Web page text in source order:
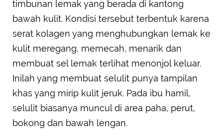
timbunan lemak yang berada di kantong
bawah kulit. Kondisi tersebut terbentuk karena
serat kolagen yang menghubungkan lemak ke
kulit meregang, memecah, menarik dan
membuat sel lemak terlihat menonjol keluar.
Inilah yang membuat selulit punya tampilan
khas yang mirip kulit jeruk. Pada ibu hamil,
selulit biasanya muncul di area paha, perut,
bokong dan bawah lengan.